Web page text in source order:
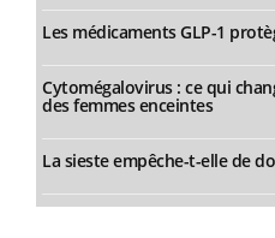
Les médicaments GLP-1
Cytomégalovirus : ce qui
des femmes enceintes
La sieste empêche-t-elle de